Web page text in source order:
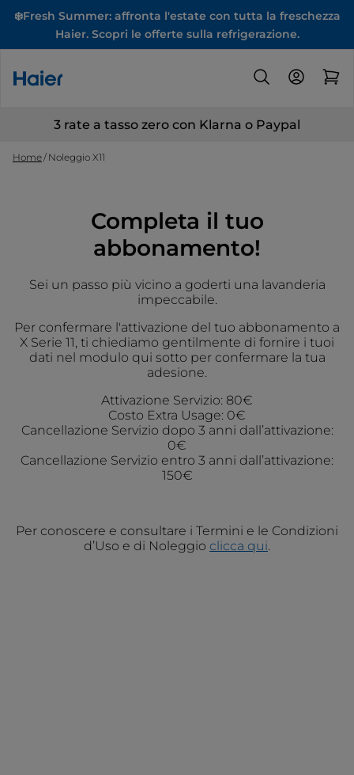
❄️Fresh Summer: affronta l'estate con tutta la freschezza
Haier. Scopri le offerte sulla refrigerazione.
3 rate a tasso zero con Klarna o Paypal
Home Noleggio X11
Completa il tuo
abbonamento!
Sei un passo più vicino a goderti una lavanderia
impeccabile.
Per confermare l'attivazione del tuo abbonamento a
X Serie 11, ti chiediamo gentilmente di fornire i tuoi
dati nel modulo qui sotto per confermare la tua
adesione.
Attivazione Servizio: 80€
Costo Extra Usage: 0€
Cancellazione Servizio dopo 3 anni dall’attivazione:
0€
Cancellazione Servizio entro 3 anni dall’attivazione:
150€
Per conoscere e consultare i Termini e le Condizioni
d’Uso e di Noleggio clicca qui.